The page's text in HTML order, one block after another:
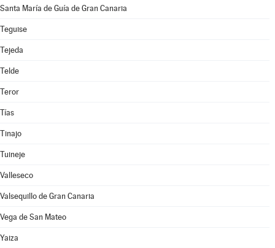
Santa María de Guía de Gran Canaria
Teguise
Tejeda
Telde
Teror
Tías
Tinajo
Tuineje
Valleseco
Valsequillo de Gran Canaria
Vega de San Mateo
Yaiza